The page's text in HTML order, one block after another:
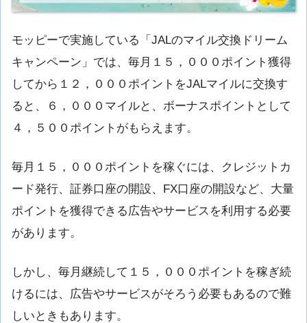
モッピーで実施している「JALのマイル交換ドリーム
キャンペーン」では、毎月１５，０００ポイント獲得
してから１２，０００ポイントをJALマイルに交換す
ると、６，０００マイルと、ボーナスポイントとして
４，５００ポイントがもらえます。
毎月１５，０００ポイントを稼ぐには、クレジットカ
ード発行、証券口座の開設、FX口座の開設など、大量
ポイントを獲得できる広告やサービスを利用する必要
があります。
しかし、毎月継続して１５，０００ポイントを稼ぎ続
けるには、広告やサービスがそろう必要もあるので難
しいときもあります。